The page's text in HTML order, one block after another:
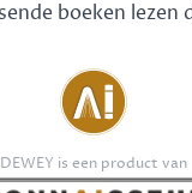
boeken lezen
DEWEY is een product van